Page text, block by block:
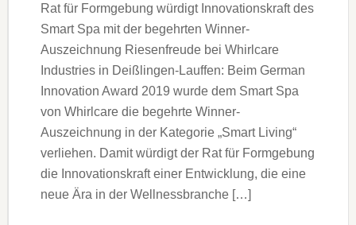
Rat für Formgebung würdigt Innovationskraft des
Smart Spa mit der begehrten Winner-
Auszeichnung Riesenfreude bei Whirlcare
Industries in Deißlingen-Lauffen: Beim German
Innovation Award 2019 wurde dem Smart Spa
von Whirlcare die begehrte Winner-
Auszeichnung in der Kategorie „Smart Living“
verliehen. Damit würdigt der Rat für Formgebung
die Innovationskraft einer Entwicklung, die eine
neue Ära in der Wellnessbranche […]